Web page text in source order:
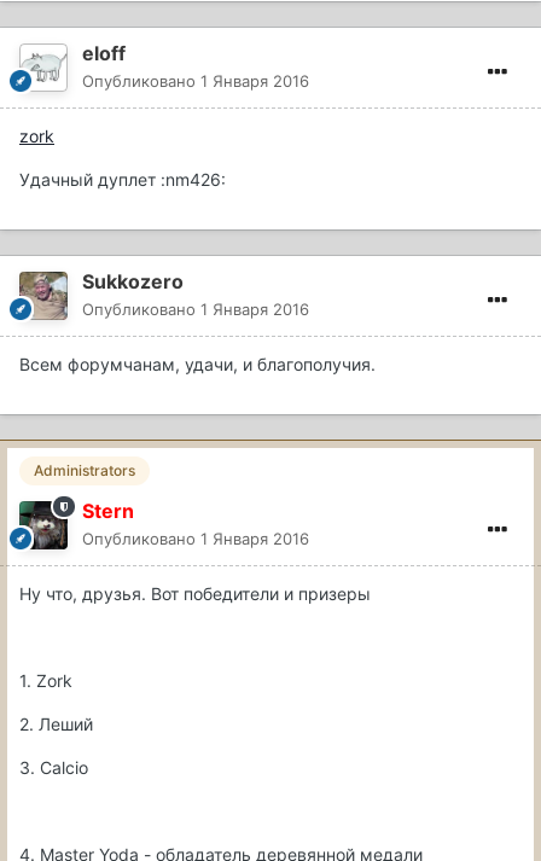
eloff
Опубликовано 1 Января 2016
zork
Удачный дуплет :nm426:
Sukkozero
Опубликовано 1 Января 2016
Всем форумчанам, удачи, и благополучия.
Administrators
Stern
Опубликовано 1 Января 2016
Ну что, друзья. Вот победители и призеры
1. Zork
2. Леший
3. Calcio
4. Master Yoda - обладатель деревянной медали